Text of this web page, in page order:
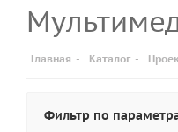
Главная - Каталог -
Фильтр по